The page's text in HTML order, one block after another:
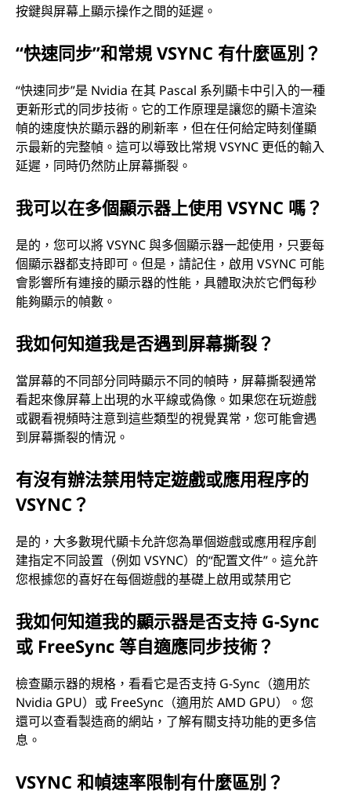
按鍵與屏幕上顯示操作之間的延遲。
“快速同步”和常規 VSYNC 有什麼區別？
“快速同步”是 Nvidia 在其 Pascal 系列顯卡中引入的一種
更新形式的同步技術。它的工作原理是讓您的顯卡渲染
幀的速度快於顯示器的刷新率，但在任何給定時刻僅顯
示最新的完整幀。這可以導致比常規 VSYNC 更低的輸入
延遲，同時仍然防止屏幕撕裂。
我可以在多個顯示器上使用 VSYNC 嗎？
是的，您可以將 VSYNC 與多個顯示器一起使用，只要每
個顯示器都支持即可。但是，請記住，啟用 VSYNC 可能
會影響所有連接的顯示器的性能，具體取決於它們每秒
能夠顯示的幀數。
我如何知道我是否遇到屏幕撕裂？
當屏幕的不同部分同時顯示不同的幀時，屏幕撕裂通常
看起來像屏幕上出現的水平線或偽像。如果您在玩遊戲
或觀看視頻時注意到這些類型的視覺異常，您可能會遇
到屏幕撕裂的情況。
有沒有辦法禁用特定遊戲或應用程序的
VSYNC？
是的，大多數現代顯卡允許您為單個遊戲或應用程序創
建指定不同設置（例如 VSYNC）的“配置文件”。這允許
您根據您的喜好在每個遊戲的基礎上啟用或禁用它
我如何知道我的顯示器是否支持 G-Sync
或 FreeSync 等自適應同步技術？
檢查顯示器的規格，看看它是否支持 G-Sync（適用於
Nvidia GPU）或 FreeSync（適用於 AMD GPU）。您
還可以查看製造商的網站，了解有關支持功能的更多信
息。
VSYNC 和幀速率限制有什麼區別？